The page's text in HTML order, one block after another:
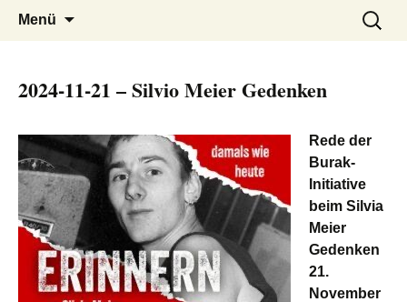
burak
Menü
Suchen
nach:
2024-11-21 – Silvio Meier Gedenken
Rede der
Burak-
Initiative
beim Silvia
Meier
Gedenken
21.
November